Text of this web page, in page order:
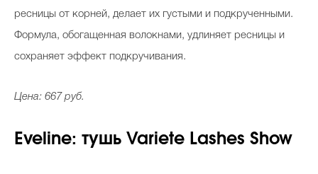
ресницы от корней, делает их густыми и подкрученными.
Формула, обогащенная волокнами, удлиняет ресницы и
сохраняет эффект подкручивания.
Цена: 667 руб.
Eveline: тушь Variete Lashes Show